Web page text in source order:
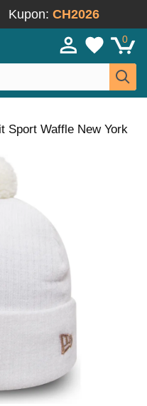
Kupon: CH2026
0
Sport Waffle New York